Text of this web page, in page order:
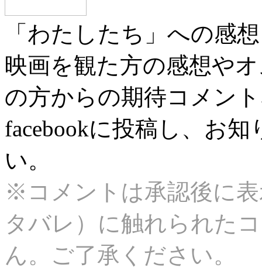
「わたしたち」への感
映画を観た方の感想や
の方からの期待コメン
facebookに投稿し、お
い。
※コメントは承認後に
タバレ）に触れられた
ん。ご了承ください。